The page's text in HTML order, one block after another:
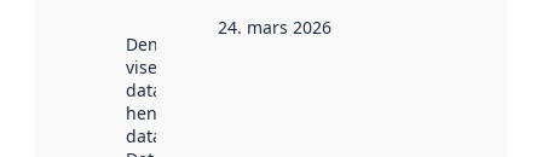
Denne datoen
viser når
datasettet vart
henta inn av
data.norge.no.
24. mars 2026